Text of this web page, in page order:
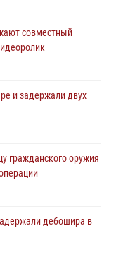
совместный
и задержали двух
гражданского оружия
дебошира в